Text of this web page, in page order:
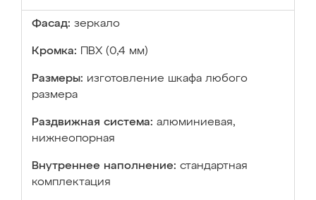
Фасад: зеркало
Кромка: ПВХ (0,4 мм)
Размеры: изготовление шкафа любого
размера
Раздвижная система: алюминиевая,
нижнеопорная
Внутреннее наполнение: стандартная
комплектация